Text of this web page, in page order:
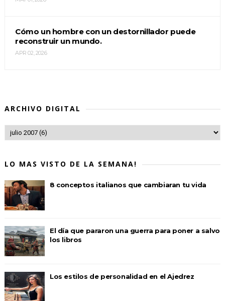
Cómo un hombre con un destornillador puede
reconstruir un mundo.
APR 02, 2026
ARCHIVO DIGITAL
LO MAS VISTO DE LA SEMANA!
8 conceptos italianos que cambiaran tu vida
El día que pararon una guerra para poner a salvo
los libros
Los estilos de personalidad en el Ajedrez